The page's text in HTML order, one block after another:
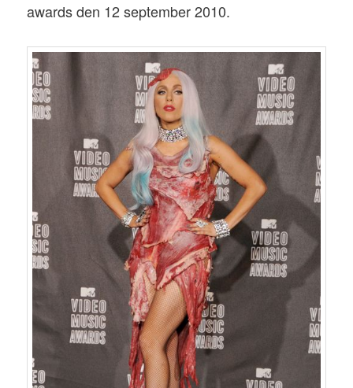
awards den 12 september 2010.